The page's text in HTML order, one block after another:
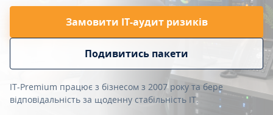
Замовити ІТ-аудит ризиків
Подивитись пакети
IT-Premium працює з бізнесом з 2007 року та бере
відповідальність за щоденну стабільність IT.